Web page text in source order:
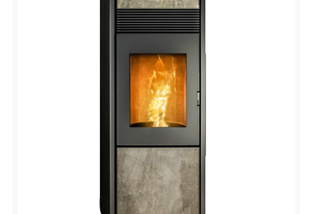
installateur du poêle à granulés A10 Quadra
Plus vous accompagne dans toutes les